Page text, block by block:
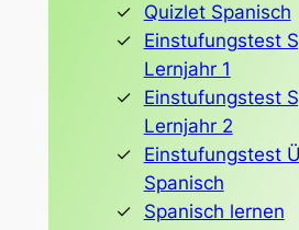
Quizlet Spanisch
Einstufungstest
Lernjahr 1
Einstufungstest
Lernjahr 2
Einstufungstest
Spanisch
Spanisch lernen